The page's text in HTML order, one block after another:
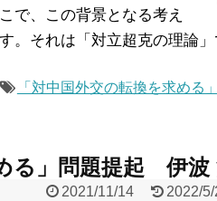
で、この背景となる考え
。それは「対立超克の理論」
「対中国外交の転換を求める
る」問題提起 伊波
2021/11/14 2022/